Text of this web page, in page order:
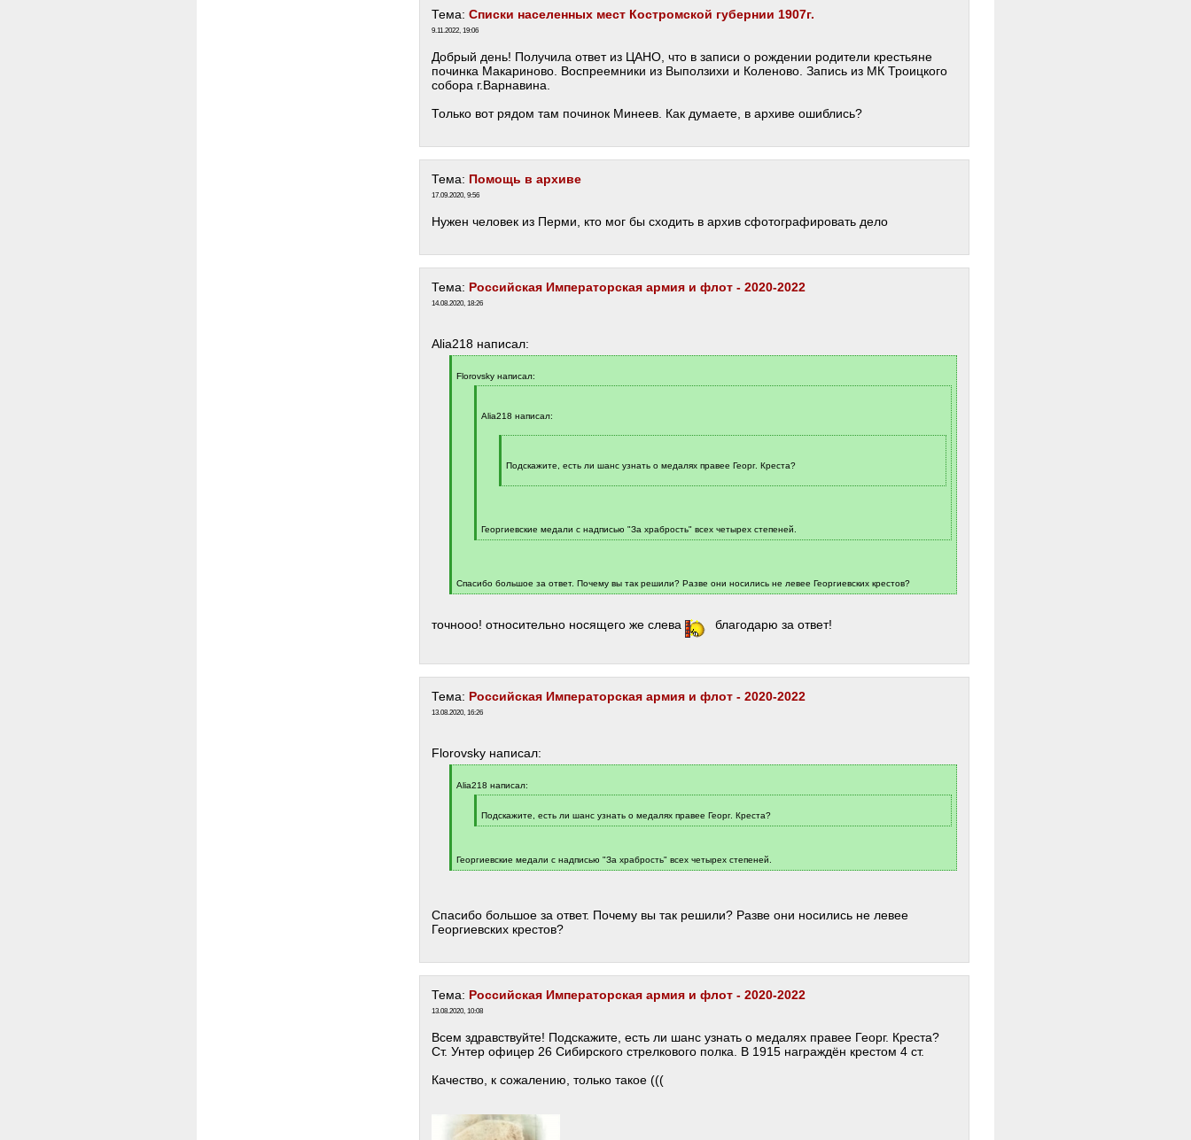
Тема: Списки населенных мест Костромской губернии 1907г.
9.11.2022, 19:06
Добрый день! Получила ответ из ЦАНО, что в записи о рождении родители крестьяне
починка Макариново. Воспреемники из Выползихи и Коленово. Запись из МК Троицкого
собора г.Варнавина.
Только вот рядом там починок Минеев. Как думаете, в архиве ошиблись?
Тема: Помощь в архиве
17.09.2020, 9:56
Нужен человек из Перми, кто мог бы сходить в архив сфотографировать дело
Тема: Российская Императорская армия и флот - 2020-2022
14.08.2020, 18:26
Alia218 написал:
q
Florovsky написал:
]Alia218 написал:
]Подскажите, есть ли шанс узнать о медалях правее Георг. Креста?
[
Георгиевские медали с надписью "За храбрость" всех четырех степеней.
[
Спасибо большое за ответ. Почему вы так решили? Разве они носились не левее Георгиевских крестов?
[
]
точнооо! относительно носящего же слева благодарю за ответ!
Тема: Российская Императорская армия и флот - 2020-2022
13.08.2020, 16:26
Florovsky написал:
q
Alia218 написал:
q
]
Подскажите, есть ли шанс узнать о медалях правее Георг. Креста?
[
Георгиевские медали с надписью "За храбрость" всех четырех степеней.
[
Спасибо большое за ответ. Почему вы так решили? Разве они носились не левее
Георгиевских крестов?
Тема: Российская Императорская армия и флот - 2020-2022
13.08.2020, 10:08
Всем здравствуйте! Подскажите, есть ли шанс узнать о медалях правее Георг. Креста?
Ст. Унтер офицер 26 Сибирского стрелкового полка. В 1915 награждён крестом 4 ст.
Качество, к сожалению, только такое (((